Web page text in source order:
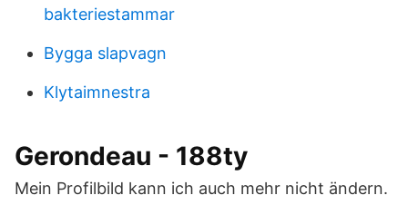
bakteriestammar
Bygga slapvagn
Klytaimnestra
Gerondeau - 188ty
Mein Profilbild kann ich auch mehr nicht ändern.